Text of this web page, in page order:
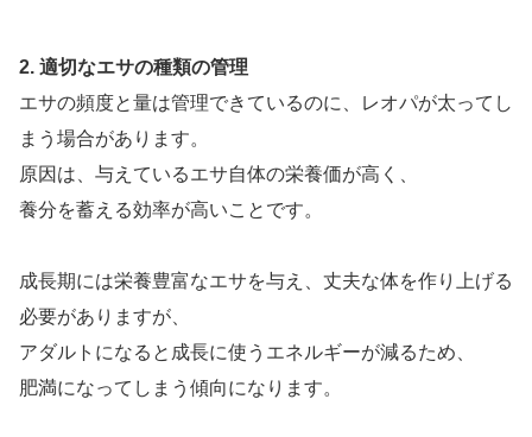
2. 適切なエサの種類の管理
エサの頻度と量は管理できているのに、レオパが太ってし
まう場合があります。
原因は、与えているエサ自体の栄養価が高く、
養分を蓄える効率が高いことです。
成長期には栄養豊富なエサを与え、丈夫な体を作り上げる
必要がありますが、
アダルトになると成長に使うエネルギーが減るため、
肥満になってしまう傾向になります。